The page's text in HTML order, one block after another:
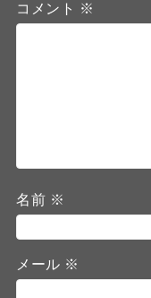
コメント ※
名前 ※
メール ※